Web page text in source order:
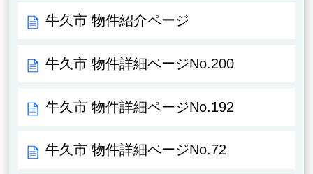
牛久市 物件紹介ページ
牛久市 物件詳細ページNo.200
牛久市 物件詳細ページNo.192
牛久市 物件詳細ページNo.72